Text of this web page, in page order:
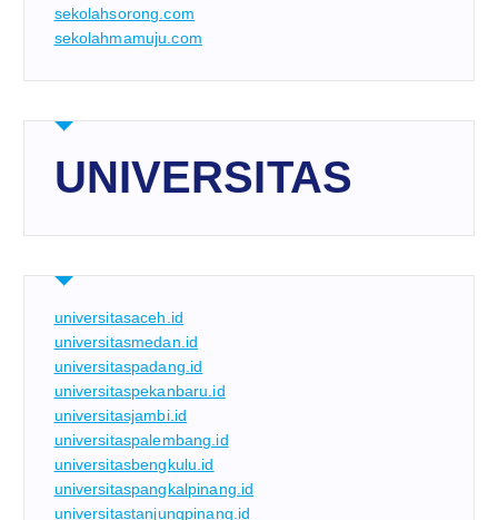
sekolahsorong.com
sekolahmamuju.com
UNIVERSITAS
universitasaceh.id
universitasmedan.id
universitaspadang.id
universitaspekanbaru.id
universitasjambi.id
universitaspalembang.id
universitasbengkulu.id
universitaspangkalpinang.id
universitastanjungpinang.id